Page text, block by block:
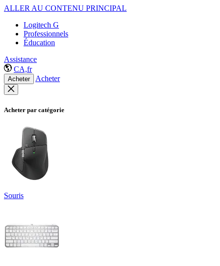
ALLER AU CONTENU PRINCIPAL
Logitech G
Professionnels
Éducation
Assistance
CA,fr
Acheter Acheter
Acheter par catégorie
Souris